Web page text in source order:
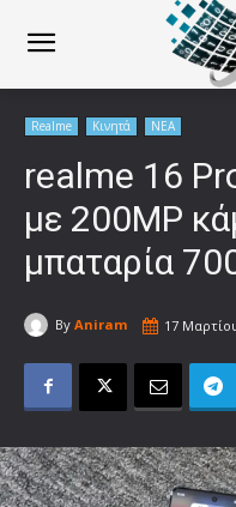
Realme Κινητά ΝΕΑ
realme 16
με 200MP
μπαταρία
By Aniram 17